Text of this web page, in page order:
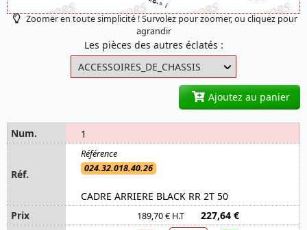
Zoomer en toute simplicité ! Survolez pour zoomer, ou cliquez pour
agrandir
Les pièces des autres éclatés :
Ajoutez au panier
1
024.32.018.40.26
CADRE ARRIERE BLACK RR 2T 50
189,70 € H.T 227,64 €